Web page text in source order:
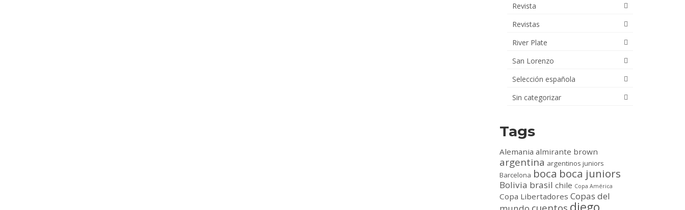
Revista
Revistas
River Plate
San Lorenzo
Selección española
Sin categorizar
Tags
Alemania almirante brown
argentina argentinos juniors
Barcelona boca boca juniors
Bolivia brasil chile Copa América
Copa Libertadores Copas del